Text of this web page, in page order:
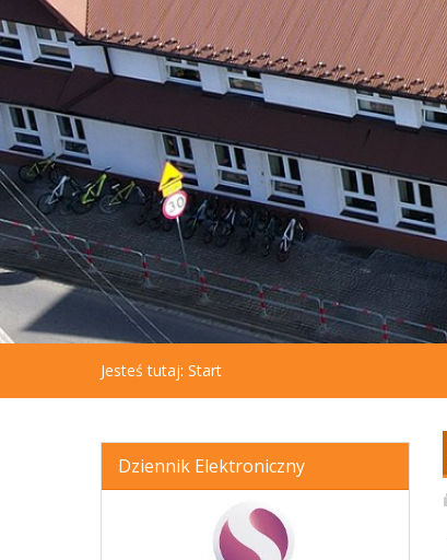
otworzyć
menu
dostępności.
Jesteś tutaj: Start
Dziennik Elektroniczny